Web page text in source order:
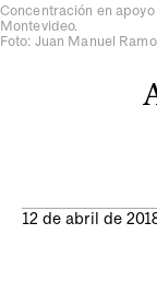
Concentración en
Montevideo.
Foto: Juan Manuel
12 de abril de